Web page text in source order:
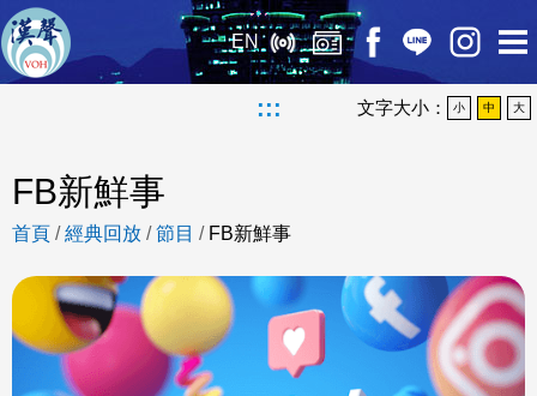
EN
::: 文字大小： 小 中 大
FB新鮮事
首頁 /經典回放 /節目 / FB新鮮事